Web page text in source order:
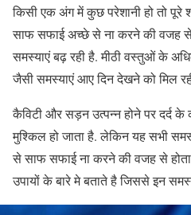
किसी एक अंग में कुछ परेशानी हो तो पूरे
साफ सफाई अच्छे से ना करने की वजह
समस्याएं बढ़ रही है. मीठी वस्तुओं के
जैसी समस्याएं आए दिन देखने को मिल
कैविटी और सड़न उत्पन्न होने पर दर्द के
मुश्किल हो जाता है. लेकिन यह सभी
से साफ सफाई ना करने की वजह से
उपायों के बारे मे बताते है जिससे इन